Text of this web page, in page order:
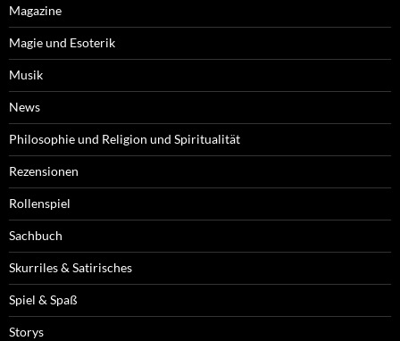
Magazine
Magie und Esoterik
Musik
News
Philosophie und Religion und Spiritualität
Rezensionen
Rollenspiel
Sachbuch
Skurriles & Satirisches
Spiel & Spaß
Storys